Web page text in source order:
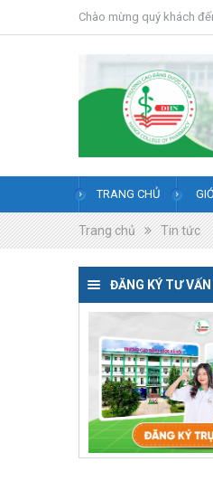
Chào mừng quý khách
TRANG CHỦ
Trang chủ Tin tức
ĐĂNG KÝ TƯ VẤN